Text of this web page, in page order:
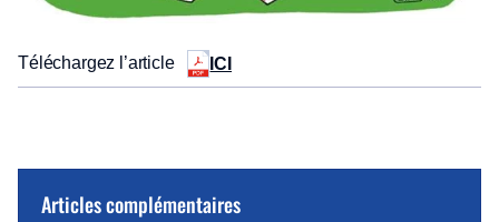
Téléchargez l’article ICI
Articles complémentaires